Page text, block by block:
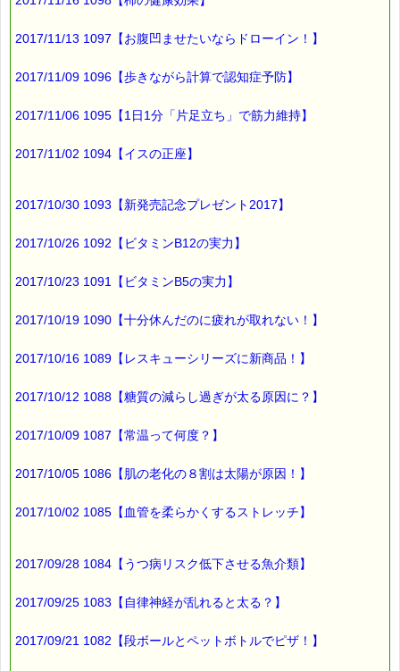
魚介類が不足している場合は、
缶詰や加工食品、
良いそうです。
ストレスがありますので、
■本日のオススメ情報 ━━━━☆
https://pass-thyme.com/special/rescue_series.asp
▼お得なバッチフラワー・レスキューセット
https://pass-thyme.com/shopping/set.asp
2017/11/13 1097【お腹凹ませたいならドローイン！】
2017/11/09 1096【歩きながら計算で認知症予防】
2017/11/06 1095【1日1分「片足立ち」で筋力維持】
2017/11/02 1094【イスの正座】
2017/10/30 1093【新発売記念プレゼント2017】
2017/10/26 1092【ビタミンB12の実力】
2017/10/23 1091【ビタミンB5の実力】
2017/10/19 1090【十分休んだのに疲れが取れない！】
2017/10/16 1089【レスキューシリーズに新商品！】
2017/10/12 1088【糖質の減らし過ぎが太る原因に？】
2017/10/09 1087【常温って何度？】
2017/10/05 1086【肌の老化の８割は太陽が原因！】
2017/10/02 1085【血管を柔らかくするストレッチ】
2017/09/28 1084【うつ病リスク低下させる魚介類】
2017/09/25 1083【自律神経が乱れると太る？】
2017/09/21 1082【段ボールとペットボトルでピザ！】